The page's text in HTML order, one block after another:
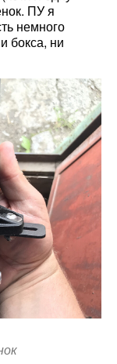
ПУ я
немного
бокса, ни